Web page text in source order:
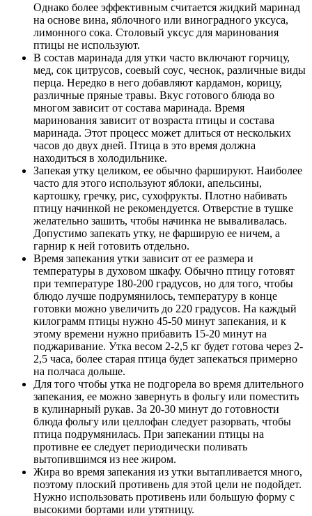
Однако более эффективным считается жидкий маринад
на основе вина, яблочного или виноградного уксуса,
лимонного сока. Столовый уксус для маринования
птицы не используют.
В состав маринада для утки часто включают горчицу,
мед, сок цитрусов, соевый соус, чеснок, различные виды
перца. Нередко в него добавляют кардамон, корицу,
различные пряные травы. Вкус готового блюда во
многом зависит от состава маринада. Время
маринования зависит от возраста птицы и состава
маринада. Этот процесс может длиться от нескольких
часов до двух дней. Птица в это время должна
находиться в холодильнике.
Запекая утку целиком, ее обычно фаршируют. Наиболее
часто для этого используют яблоки, апельсины,
картошку, гречку, рис, сухофрукты. Плотно набивать
птицу начинкой не рекомендуется. Отверстие в тушке
желательно зашить, чтобы начинка не вываливалась.
Допустимо запекать утку, не фарширую ее ничем, а
гарнир к ней готовить отдельно.
Время запекания утки зависит от ее размера и
температуры в духовом шкафу. Обычно птицу готовят
при температуре 180-200 градусов, но для того, чтобы
блюдо лучше подрумянилось, температуру в конце
готовки можно увеличить до 220 градусов. На каждый
килограмм птицы нужно 45-50 минут запекания, и к
этому времени нужно прибавить 15-20 минут на
поджаривание. Утка весом 2-2,5 кг будет готова через 2-
2,5 часа, более старая птица будет запекаться примерно
на полчаса дольше.
Для того чтобы утка не подгорела во время длительного
запекания, ее можно завернуть в фольгу или поместить
в кулинарный рукав. За 20-30 минут до готовности
блюда фольгу или целлофан следует разорвать, чтобы
птица подрумянилась. При запекании птицы на
противне ее следует периодически поливать
вытопившимся из нее жиром.
Жира во время запекания из утки вытапливается много,
поэтому плоский противень для этой цели не подойдет.
Нужно использовать противень или большую форму с
высокими бортами или утятницу.